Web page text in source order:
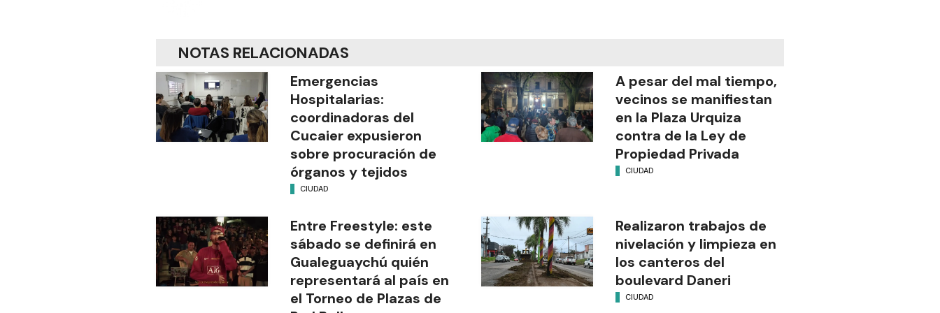
NOTAS RELACIONADAS
Emergencias
Hospitalarias:
coordinadoras del
Cucaier expusieron
sobre procuración de
órganos y tejidos
CIUDAD
A pesar del mal tiempo,
vecinos se manifiestan
en la Plaza Urquiza
contra de la Ley de
Propiedad Privada
CIUDAD
Entre Freestyle: este
sábado se definirá en
Gualeguaychú quién
representará al país en
el Torneo de Plazas de
Realizaron trabajos de
nivelación y limpieza en
los canteros del
boulevard Daneri
CIUDAD